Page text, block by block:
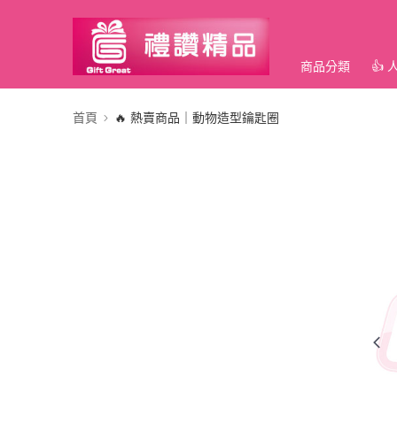
商品分類 👍
首頁 🔥 熱賣商品｜動物造型鑰匙圈